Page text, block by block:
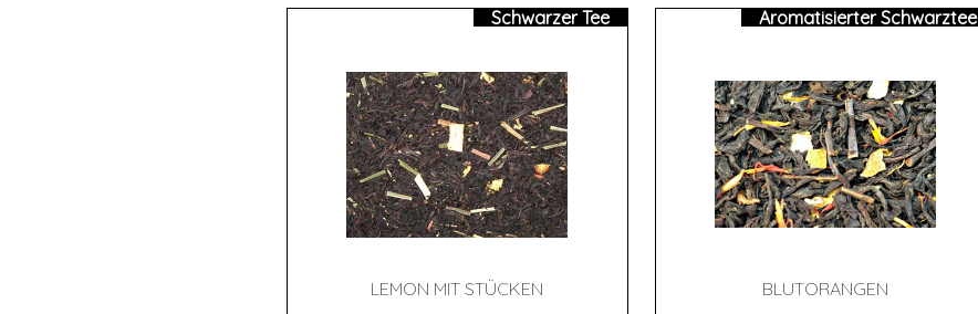
Schwarzer Tee
LEMON MIT STÜCKEN
Aromatisierter Schwarztee
BLUT­ORAN­GEN